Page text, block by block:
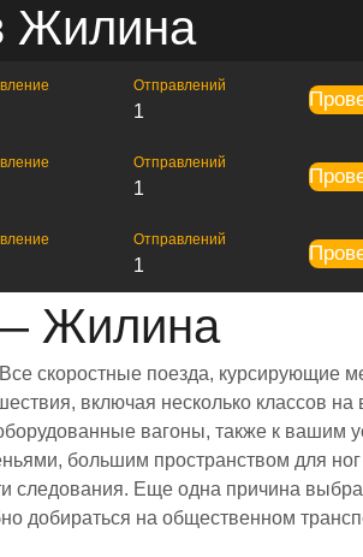
Жилина
Отправлений
1
Отправлений
1
Отправлений
1
Жилина
скоростные поезда, курсирующие
включая несколько классов
вагоны, также к вашим
большим пространством для
Еще одна причина
добираться на общественном